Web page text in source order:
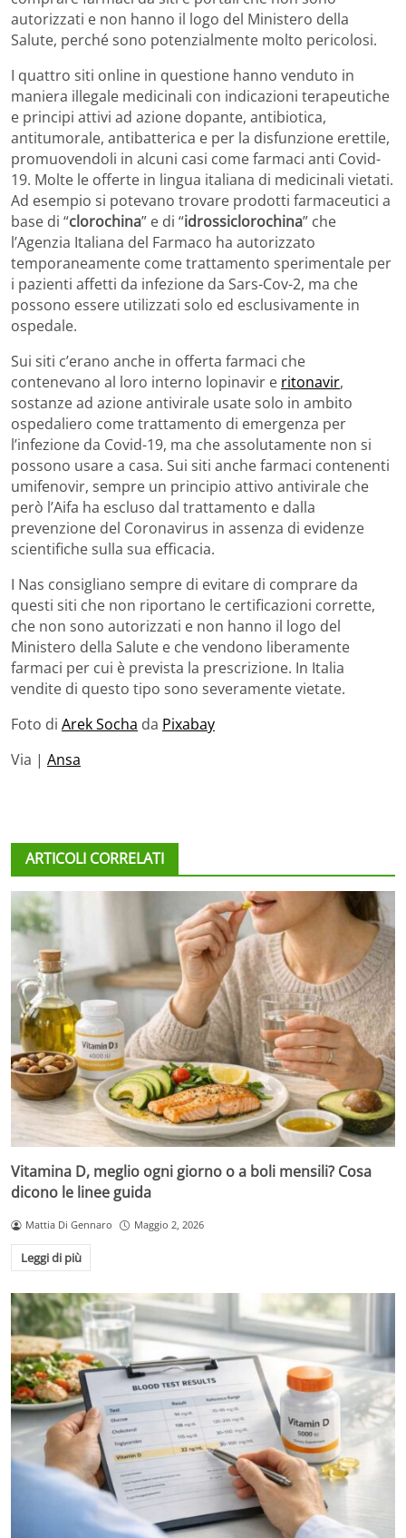
autorizzati e non hanno il logo del Ministero della
Salute, perché sono potenzialmente molto pericolosi.
I quattro siti online in questione hanno venduto in
maniera illegale medicinali con indicazioni terapeutiche
e principi attivi ad azione dopante, antibiotica,
antitumorale, antibatterica e per la disfunzione erettile,
promuovendoli in alcuni casi come farmaci anti Covid-
19. Molte le offerte in lingua italiana di medicinali vietati.
Ad esempio si potevano trovare prodotti farmaceutici a
base di “clorochina” e di “idrossiclorochina” che
l’Agenzia Italiana del Farmaco ha autorizzato
temporaneamente come trattamento sperimentale per
i pazienti affetti da infezione da Sars-Cov-2, ma che
possono essere utilizzati solo ed esclusivamente in
ospedale.
Sui siti c’erano anche in offerta farmaci che
contenevano al loro interno lopinavir e ritonavir,
sostanze ad azione antivirale usate solo in ambito
ospedaliero come trattamento di emergenza per
l’infezione da Covid-19, ma che assolutamente non si
possono usare a casa. Sui siti anche farmaci contenenti
umifenovir, sempre un principio attivo antivirale che
però l’Aifa ha escluso dal trattamento e dalla
prevenzione del Coronavirus in assenza di evidenze
scientifiche sulla sua efficacia.
I Nas consigliano sempre di evitare di comprare da
questi siti che non riportano le certificazioni corrette,
che non sono autorizzati e non hanno il logo del
Ministero della Salute e che vendono liberamente
farmaci per cui è prevista la prescrizione. In Italia
vendite di questo tipo sono severamente vietate.
Foto di Arek Socha da Pixabay
Via | Ansa
ARTICOLI CORRELATI
Vitamina D, meglio ogni giorno o a boli mensili? Cosa
dicono le linee guida
Mattia Di Gennaro Maggio 2, 2026
Leggi di più